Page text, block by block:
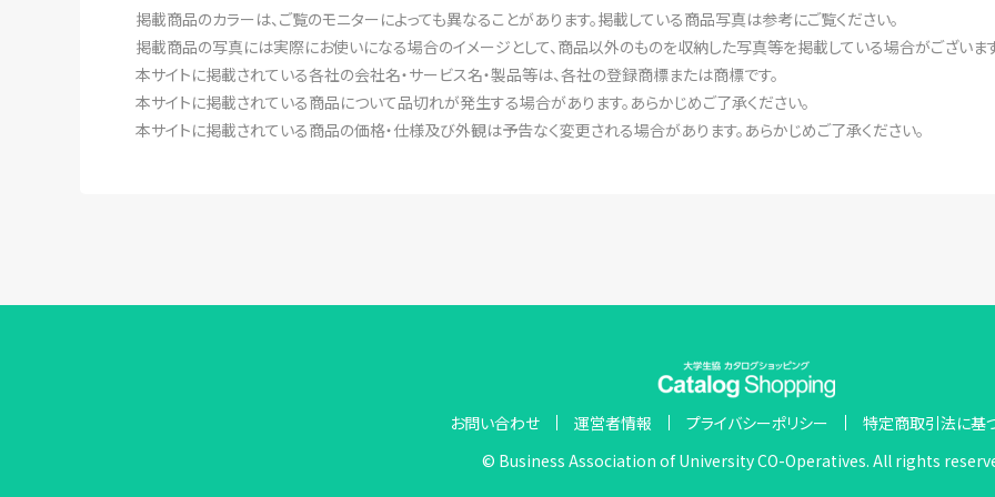
掲載商品のカラーは、ご覧のモニターによっても異なることがあります。掲載している商品写真は参考にご覧ください。
掲載商品の写真には実際にお使いになる場合のイメージとして、商品以外のものを収納した写真等を掲載している場合がございます
本サイトに掲載されている各社の会社名・サービス名・製品等は、各社の登録商標または商標です。
本サイトに掲載されている商品について品切れが発生する場合があります。あらかじめご了承ください。
本サイトに掲載されている商品の価格・仕様及び外観は予告なく変更される場合があります。あらかじめご了承ください。
お問い合わせ 運営者情報 プライバシーポリシー
特定商取引法に基
© Business Association of University CO-Operatives. All rights